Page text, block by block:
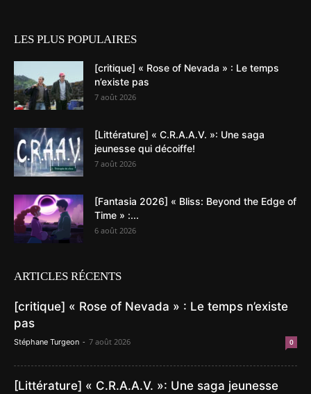
LES PLUS POPULAIRES
[critique] « Rose of Nevada » : Le temps
n’existe pas
7 août 2026
[Littérature] « C.R.A.A.V. »: Une saga
jeunesse qui décoiffe!
7 août 2026
[Fantasia 2026] « Bliss: Beyond the Edge of
Time » :...
6 août 2026
ARTICLES RÉCENTS
[critique] « Rose of Nevada » : Le temps n’existe
pas
Stéphane Turgeon - 7 août 2026 0
[Littérature] « C.R.A.A.V. »: Une saga jeunesse